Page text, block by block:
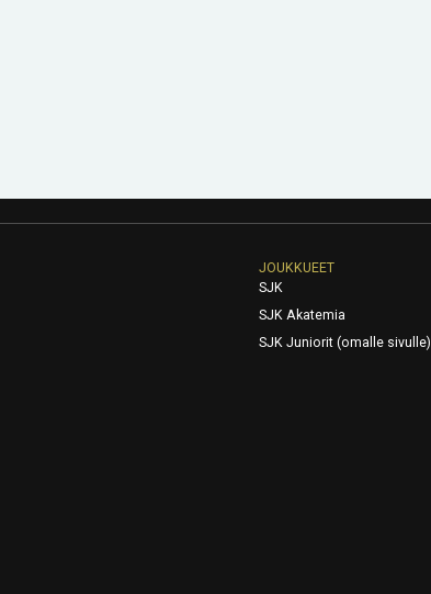
JOUKKUEET
SJK
SJK Akatemia
SJK Juniorit (omalle sivulle)